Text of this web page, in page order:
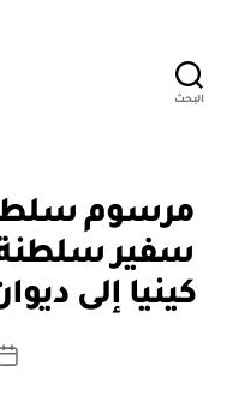
البحث
التصنيفات
سفير
كينيا إلى